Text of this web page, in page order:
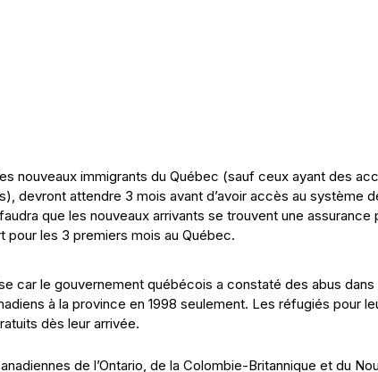
nouveaux immigrants du Québec (sauf ceux ayant des
devront attendre 3 mois avant d’avoir accès au système
que les nouveaux arrivants se trouvent une
pour les 3 premiers mois au Québec.
car le gouvernement québécois a constaté des abus
à la province en 1998 seulement. Les réfugiés pour
dès leur arrivée.
de l’Ontario, de la Colombie-Britannique et du